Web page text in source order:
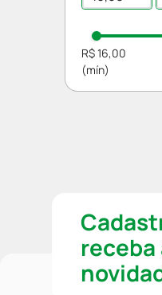
R$ 16,00
receba